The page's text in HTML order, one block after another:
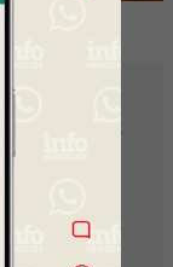
también
(la